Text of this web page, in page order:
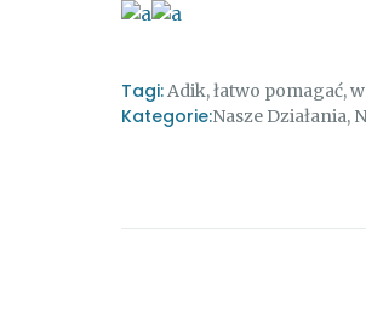
Tagi:Adik,łatwo pomagać,
Kategorie:Nasze Działania,